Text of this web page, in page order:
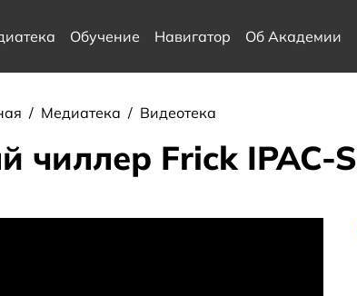
Обучение Навигатор Об Академии
/ Медиатека / Видеотека
чиллер Frick IPAC-S